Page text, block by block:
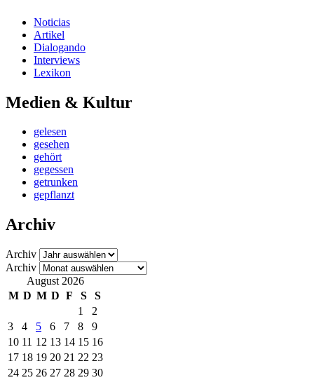
Noticias
Artikel
Dialogando
Interviews
Lexikon
Medien & Kultur
gelesen
gesehen
gehört
gegessen
getrunken
gepflanzt
Archiv
Archiv
Archiv
August 2026
M D M D F S
S
1
2
3
4 5 6 7 8
9
10 11 12 13 14 15 16
17 18 19 20 21 22 23
24 25 26 27 28 29 30